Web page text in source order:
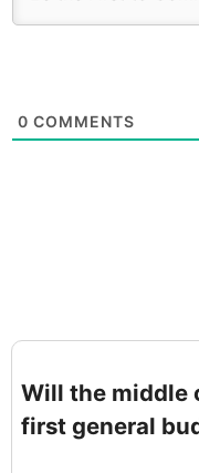
0 COMMENTS
Will the middle
first general